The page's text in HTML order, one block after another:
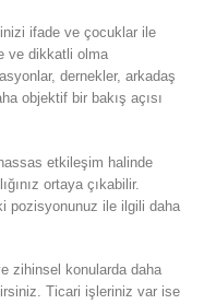
ifade ve çocuklar ile
ve dikkatli olma
dernekler, arkadaş
objektif bir bakış açısı
etkileşim halinde
ortaya çıkabilir.
pozisyonunuz ile ilgili daha
zihinsel konularda daha
Ticari işleriniz var ise